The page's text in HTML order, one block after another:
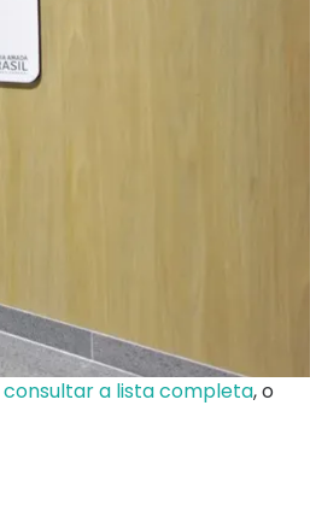
consultar a lista completa, o